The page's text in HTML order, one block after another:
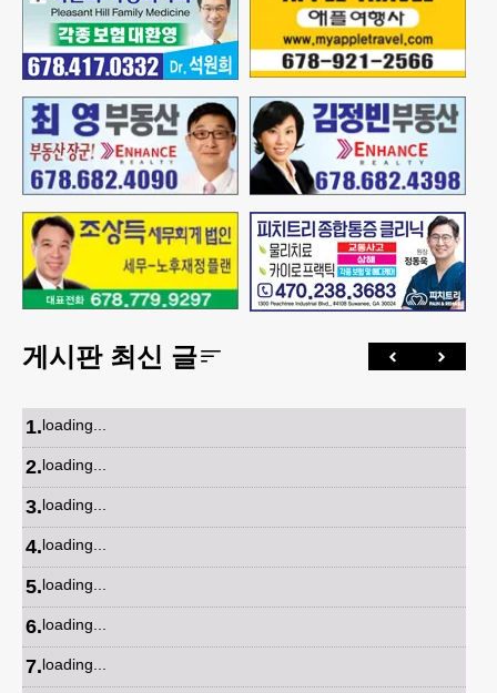
게시판 최신 글
1.loading...
2.loading...
3.loading...
4.loading...
5.loading...
6.loading...
7.loading...